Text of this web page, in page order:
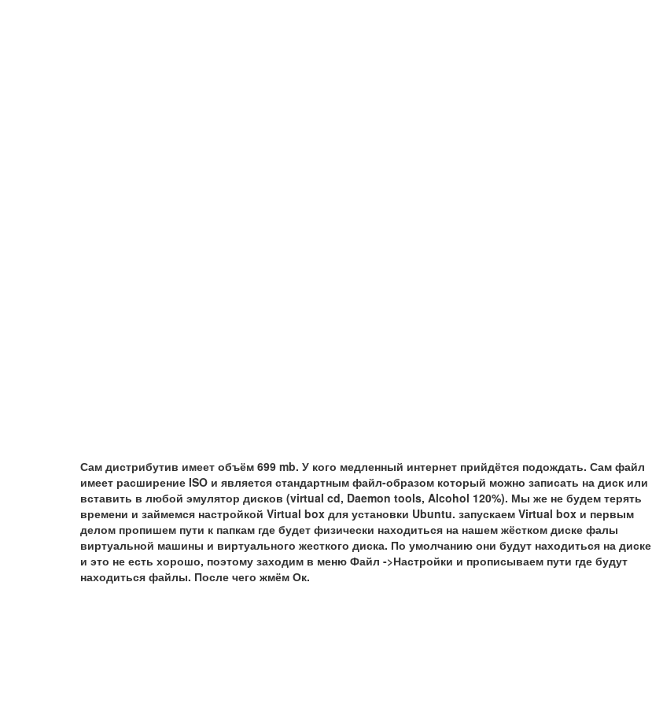
Сам дистрибутив имеет объём 699 mb. У кого медленный интернет прийдётся подождать. Сам файл
имеет расширение ISO и является стандартным файл-образом который можно записать на диск или
вставить в любой эмулятор дисков (virtual cd, Daemon tools, Alcohol 120%). Мы же не будем терять
времени и займемся настройкой Virtual box для установки Ubuntu. запускаем Virtual box и первым
делом пропишем пути к папкам где будет физически находиться на нашем жёстком диске фалы
виртуальной машины и виртуального жесткого диска. По умолчанию они будут находиться на диске
и это не есть хорошо, поэтому заходим в меню Файл ->Настройки и прописываем пути где будут
находиться файлы. После чего жмём Ок.